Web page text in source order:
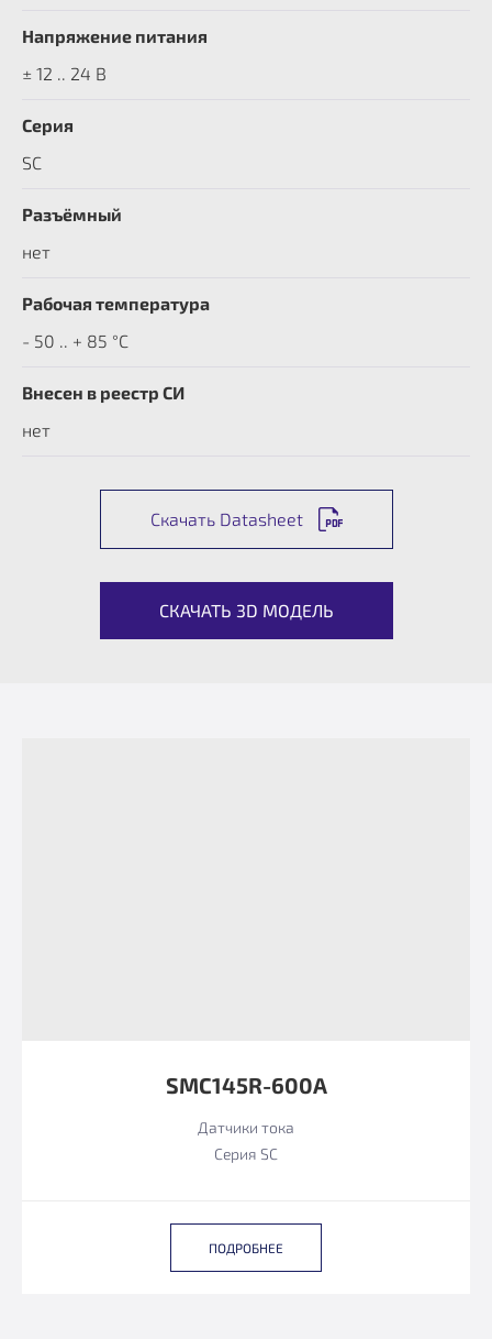
Напряжение питания
± 12 .. 24 В
Серия
SC
Разъёмный
нет
Рабочая температура
- 50 .. + 85 °C
Внесен в реестр СИ
нет
Скачать Datasheet
СКАЧАТЬ 3D МОДЕЛЬ
SMC145R-600A
Датчики тока
Серия SC
ПОДРОБНЕЕ